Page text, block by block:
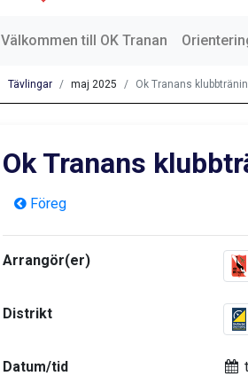
Välkommen till OK Tranan
Tävlingar maj 2025 Ok Tranans
Ok Tranans
Föreg
Arrangör(er)
Distrikt
Datum/tid